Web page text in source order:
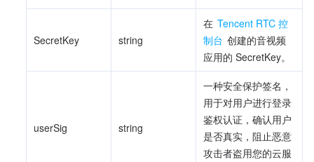
SecretKey string
在 Tencent RTC 控
制台 创建的音视频
应用的 SecretKey。
userSig string
一种安全保护签名，
用于对用户进行登录
鉴权认证，确认用户
是否真实，阻止恶意
攻击者盗用您的云服